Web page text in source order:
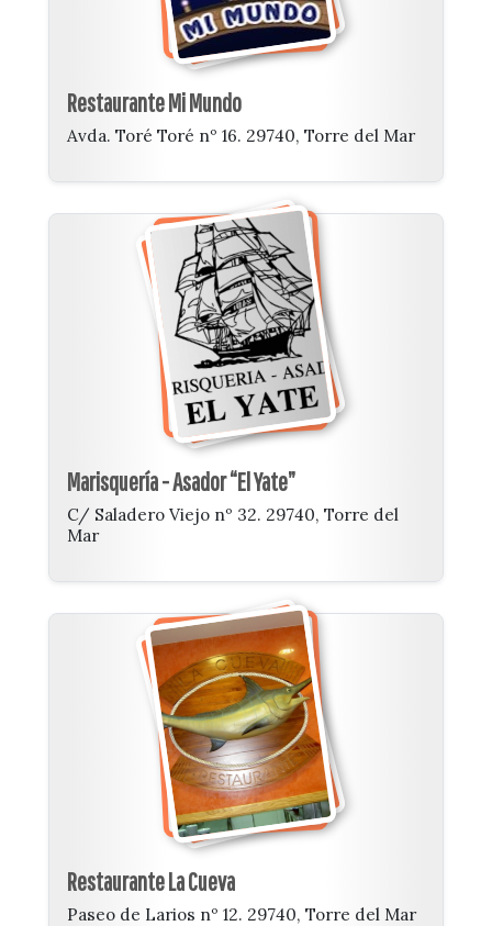
Restaurante Mi Mundo
Avda. Toré Toré nº 16. 29740, Torre del Mar
Marisquería - Asador “El Yate”
C/ Saladero Viejo nº 32. 29740, Torre del
Mar
Restaurante La Cueva
Paseo de Larios nº 12. 29740, Torre del Mar